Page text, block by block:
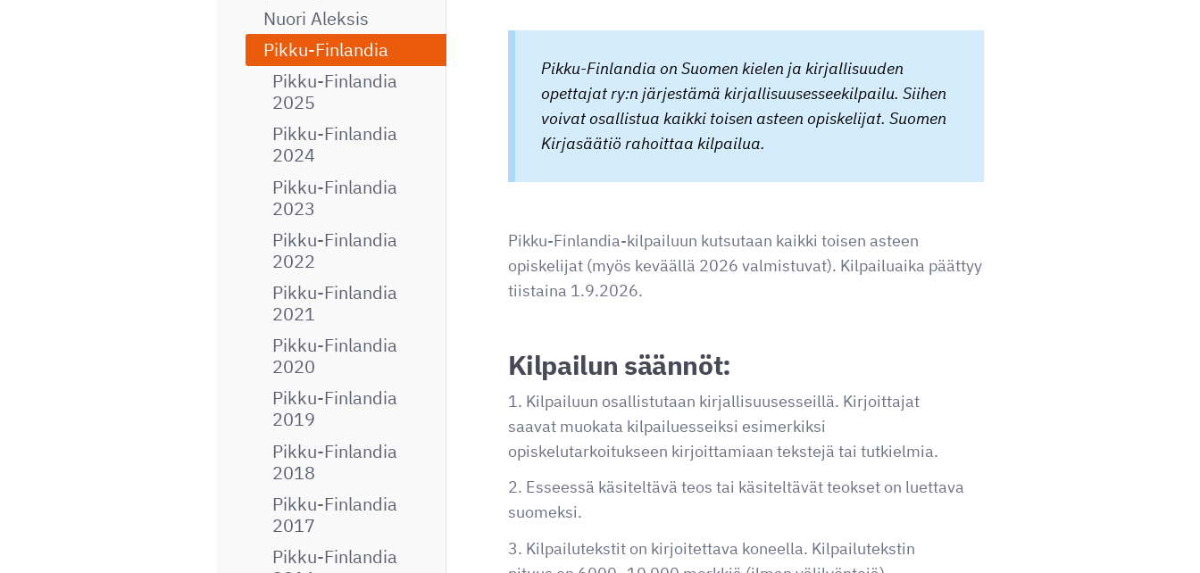
Nuori Aleksis
Pikku-Finlandia
Pikku-Finlandia
2025
Pikku-Finlandia
2024
Pikku-Finlandia
2023
Pikku-Finlandia
2022
Pikku-Finlandia
2021
Pikku-Finlandia
2020
Pikku-Finlandia
2019
Pikku-Finlandia
2018
Pikku-Finlandia
2017
Pikku-Finlandia
Pikku-Finlandia on Suomen kielen ja kirjallisuuden
opettajat ry:n järjestämä kirjallisuusesseekilpailu. Siihen
voivat osallistua kaikki toisen asteen opiskelijat. Suomen
Kirjasäätiö rahoittaa kilpailua.
Pikku-Finlandia-kilpailuun kutsutaan kaikki toisen asteen
opiskelijat (myös keväällä 2026 valmistuvat). Kilpailuaika päättyy
tiistaina 1.9.2026.
Kilpailun säännöt:
1. Kilpailuun osallistutaan kirjallisuusesseillä. Kirjoittajat
saavat muokata kilpailuesseiksi esimerkiksi
opiskelutarkoitukseen kirjoittamiaan tekstejä tai tutkielmia.
2. Esseessä käsiteltävä teos tai käsiteltävät teokset on luettava
suomeksi.
3. Kilpailutekstit on kirjoitettava koneella. Kilpailutekstin